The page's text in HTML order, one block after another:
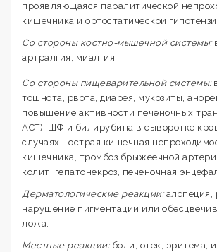
проявляющаяся паралитической
кишечника и ортостатической
Со стороны костно-мышечной системы:
артралгия, миалгия.
Со стороны пищеварительной системы:
тошнота, рвота, диарея, мукозиты,
повышение активности печеночных
АСТ), ЩФ и билирубина в сыворотке
случаях - острая кишечная
кишечника, тромбоз брыжеечной
колит, гепатонекроз, печеночная
Дерматологические реакции:алопеция,
нарушение пигментации или
ложа.
Местные реакции:боли, отек, эритема,